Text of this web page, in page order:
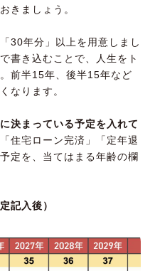
きましょう。
30年分」以上を用意しまし
書き込むことで、人生をト
前半15年、後半15年など
なります。
決まっている予定を入れて
住宅ローン完済」「定年退
定を、当てはまる年齢の欄
記入後）